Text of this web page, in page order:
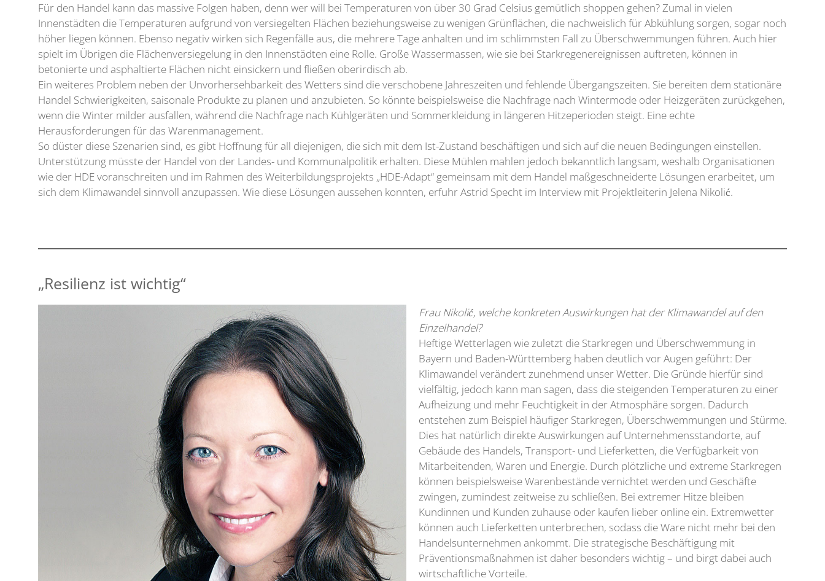
Für den Handel kann das massive Folgen haben, denn wer will bei Temperaturen von über 30 Grad Celsius gemütlich shoppen gehen? Zumal in vielen
Innenstädten die Temperaturen aufgrund von versiegelten Flächen beziehungsweise zu wenigen Grünflächen, die nachweislich für Abkühlung sorgen, sogar noch
höher liegen können. Ebenso negativ wirken sich Regenfälle aus, die mehrere Tage anhalten und im schlimmsten Fall zu Überschwemmungen führen. Auch hier
spielt im Übrigen die Flächenversiegelung in den Innenstädten eine Rolle. Große Wassermassen, wie sie bei Starkregenereignissen auftreten, können in
betonierte und asphaltierte Flächen nicht einsickern und fließen oberirdisch ab.
Ein weiteres Problem neben der Unvorhersehbarkeit des Wetters sind die verschobene Jahreszeiten und fehlende Übergangszeiten. Sie bereiten dem stationäre
Handel Schwierigkeiten, saisonale Produkte zu planen und anzubieten. So könnte beispielsweise die Nachfrage nach Wintermode oder Heizgeräten zurückgehen,
wenn die Winter milder ausfallen, während die Nachfrage nach Kühlgeräten und Sommerkleidung in längeren Hitzeperioden steigt. Eine echte
Herausforderungen für das Warenmanagement.
So düster diese Szenarien sind, es gibt Hoffnung für all diejenigen, die sich mit dem Ist-Zustand beschäftigen und sich auf die neuen Bedingungen einstellen.
Unterstützung müsste der Handel von der Landes- und Kommunalpolitik erhalten. Diese Mühlen mahlen jedoch bekanntlich langsam, weshalb Organisationen
wie der HDE voranschreiten und im Rahmen des Weiterbildungsprojekts „HDE-Adapt“ gemeinsam mit dem Handel maßgeschneiderte Lösungen erarbeitet, um
sich dem Klimawandel sinnvoll anzupassen. Wie diese Lösungen aussehen konnten, erfuhr Astrid Specht im Interview mit Projektleiterin Jelena Nikolić.
„Resilienz ist wichtig“
Frau Nikolić, welche konkreten Auswirkungen hat der Klimawandel auf den
Einzelhandel?
Heftige Wetterlagen wie zuletzt die Starkregen und Überschwemmung in
Bayern und Baden-Württemberg haben deutlich vor Augen geführt: Der
Klimawandel verändert zunehmend unser Wetter. Die Gründe hierfür sind
vielfältig, jedoch kann man sagen, dass die steigenden Temperaturen zu einer
Aufheizung und mehr Feuchtigkeit in der Atmosphäre sorgen. Dadurch
entstehen zum Beispiel häufiger Starkregen, Überschwemmungen und Stürme.
Dies hat natürlich direkte Auswirkungen auf Unternehmensstandorte, auf
Gebäude des Handels, Transport- und Lieferketten, die Verfügbarkeit von
Mitarbeitenden, Waren und Energie. Durch plötzliche und extreme Starkregen
können beispielsweise Warenbestände vernichtet werden und Geschäfte
zwingen, zumindest zeitweise zu schließen. Bei extremer Hitze bleiben
Kundinnen und Kunden zuhause oder kaufen lieber online ein. Extremwetter
können auch Lieferketten unterbrechen, sodass die Ware nicht mehr bei den
Handelsunternehmen ankommt. Die strategische Beschäftigung mit
Präventionsmaßnahmen ist daher besonders wichtig – und birgt dabei auch
wirtschaftliche Vorteile.